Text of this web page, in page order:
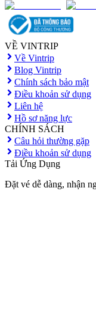
VỀ VINTRIP
Về Vintrip
Blog Vintrip
Chính sách bảo mật
Điều khoản sử dụng
Liên hệ
Hồ sơ năng lực
CHÍNH SÁCH
Câu hỏi thường gặp
Điều khoản sử dụng
Tải Ứng Dụng
Đặt vé dễ dàng, nhận